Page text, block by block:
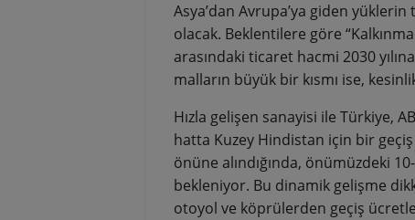
Asya’dan Avrupa’ya giden yüklerin
olacak. Beklentilere göre
arasındaki ticaret hacmi 2030
malların büyük bir kısmı ise,
Hızla gelişen sanayisi ile Türkiye,
hatta Kuzey Hindistan için bir
önüne alındığında, önümüzdeki 10-
bekleniyor. Bu dinamik gelişme
otoyol ve köprülerden geçiş